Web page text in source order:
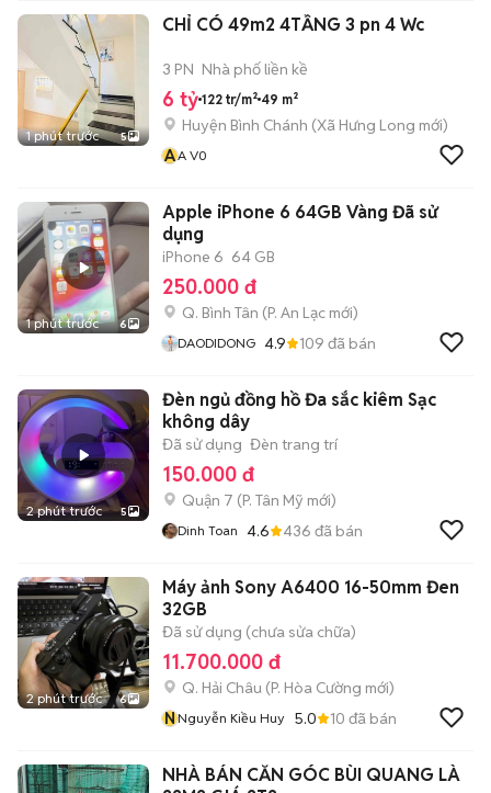
1 phút trước 5
CHỈ CÓ 49m2 4TẦNG 3 pn 4 Wc
3 PN Nhà phố liền kề
6 tỷ 122 tr/m² 49 m²
Huyện Bình Chánh (Xã Hưng Long mới)
AA V0
1 phút trước 6
Apple iPhone 6 64GB Vàng Đã sử
dụng
iPhone 6 64 GB
250.000 đ
Q. Bình Tân (P. An Lạc mới)
DAODIDONG 4.9 109 đã bán
2 phút trước 5
Đèn ngủ đồng hồ Đa sắc kiêm Sạc
không dây
Đã sử dụng Đèn trang trí
150.000 đ
Quận 7 (P. Tân Mỹ mới)
Dinh Toan 4.6 436 đã bán
2 phút trước 6
Máy ảnh Sony A6400 16-50mm Đen
32GB
Đã sử dụng (chưa sửa chữa)
11.700.000 đ
Q. Hải Châu (P. Hòa Cường mới)
NNguyễn Kiều Huy 5.0 10 đã bán
NHÀ BÁN CĂN GÓC BÙI QUANG LÀ